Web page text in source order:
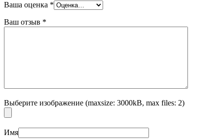
Ваша оценка *
Ваш отзыв *
Выберите изображение (maxsize: 3000kB, max files: 2)
Имя